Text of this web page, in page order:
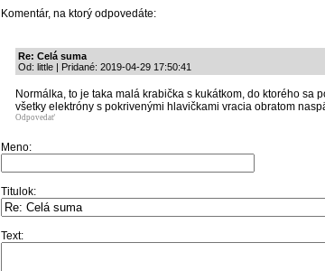
Komentár, na ktorý odpovedáte:
Re: Celá suma
Od: little | Pridané: 2019-04-29 17:50:41
Normálka, to je taka malá krabička s kukátkom, do ktorého sa
všetky elektróny s pokrivenými hlavičkami vracia obratom
Odpovedať
Meno:
Titulok:
Text: